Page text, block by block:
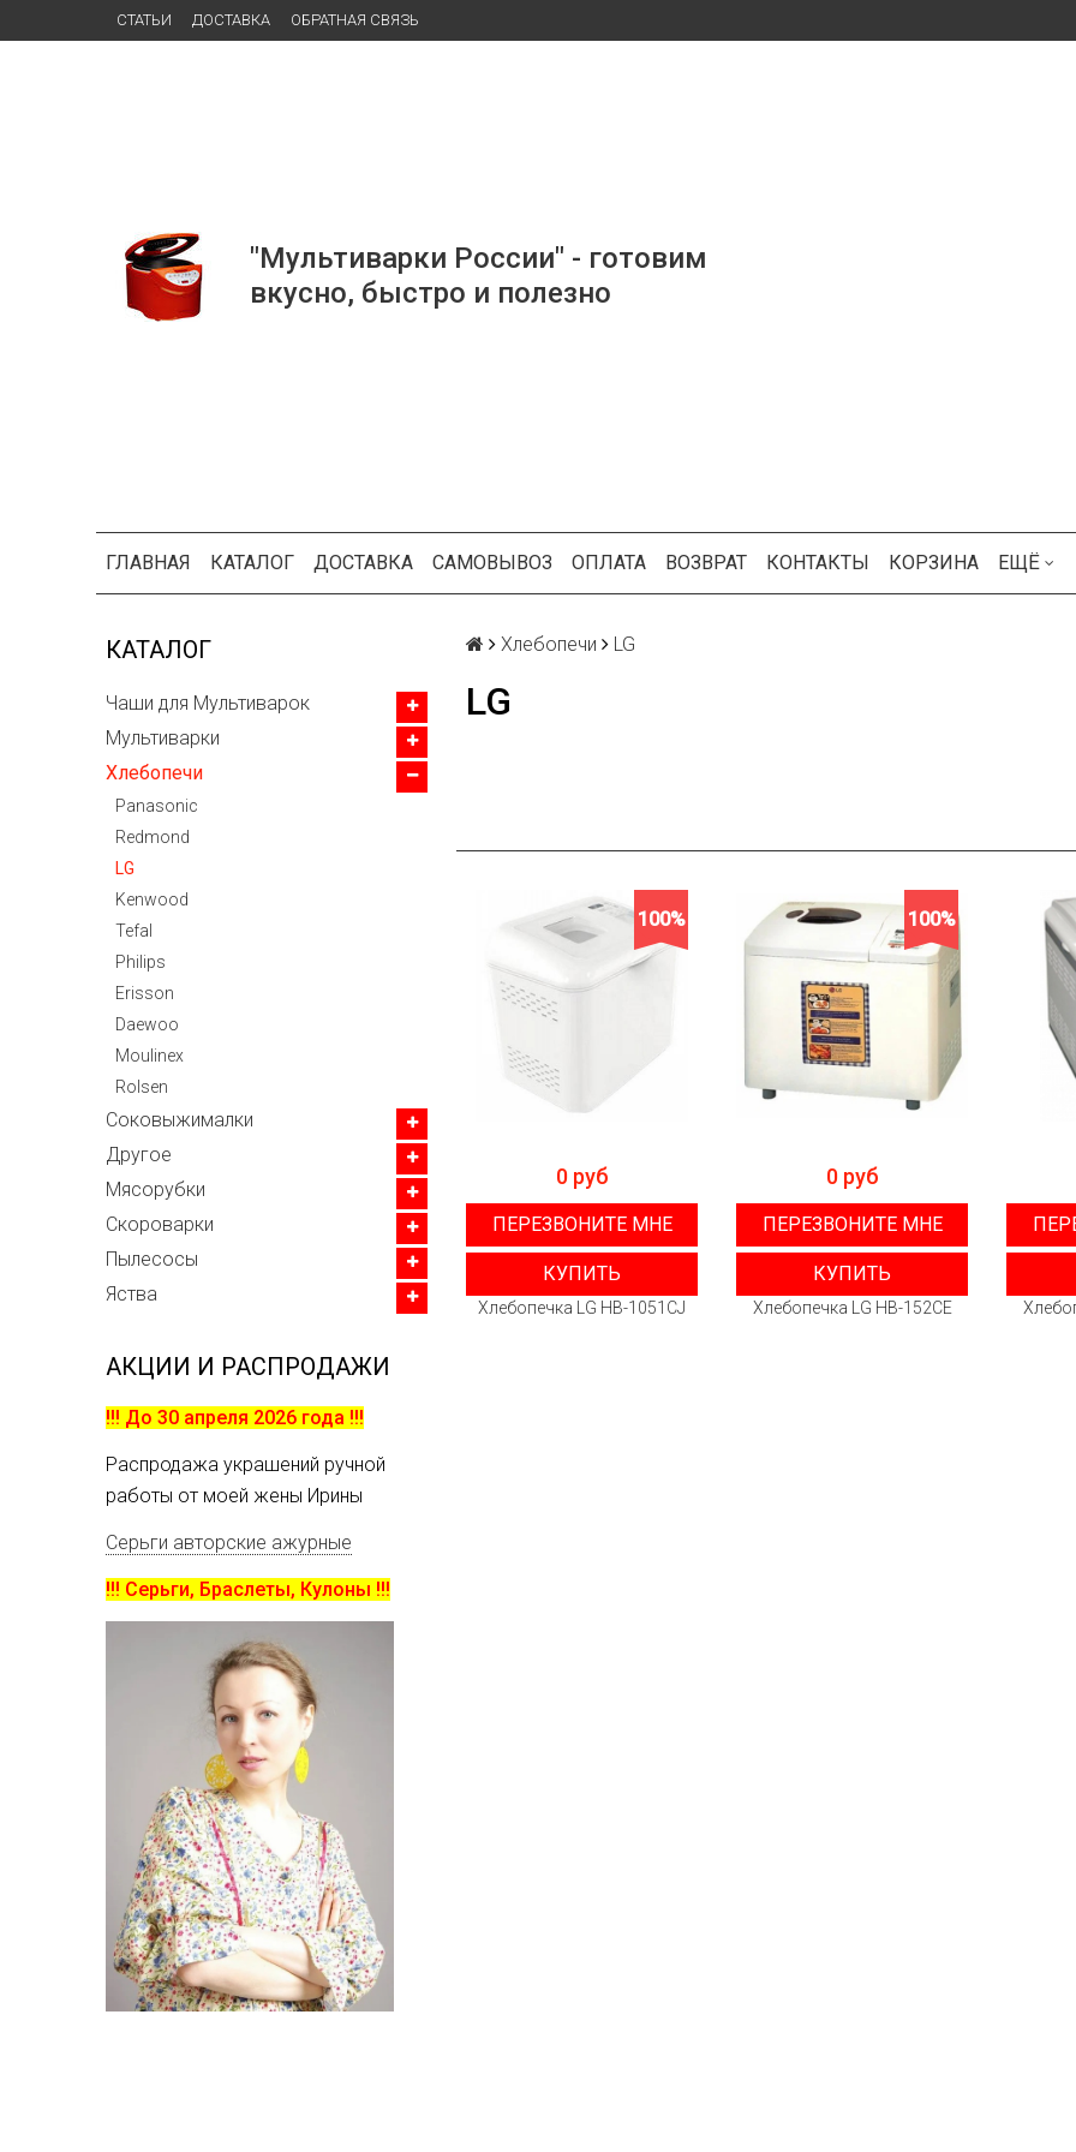
СТАТЬИ ДОСТАВКА ОБРАТНАЯ СВЯЗЬ
"Мультиварки России" - готовим
вкусно, быстро и полезно
ГЛАВНАЯ КАТАЛОГ ДОСТАВКА САМОВЫВОЗ ОПЛАТА ВОЗВРАТ КОНТАКТЫ КОРЗИНА ЕЩЁ
КАТАЛОГ
Чаши для Мультиварок
Мультиварки
Хлебопечи
Panasonic
Redmond
LG
Kenwood
Tefal
Philips
Erisson
Daewoo
Moulinex
Rolsen
Соковыжималки
Другое
Мясорубки
Скороварки
Пылесосы
Яства
АКЦИИ И РАСПРОДАЖИ
!!! До 30 апреля 2026 года !!!
Распродажа украшений ручной
работы от моей жены Ирины
Серьги авторские ажурные
!!! Серьги, Браслеты, Кулоны !!!
Хлебопечи LG
LG
100%
0 руб
ПЕРЕЗВОНИТЕ МНЕ
КУПИТЬ
Хлебопечка LG HB-1051CJ
100%
0 руб
ПЕРЕЗВОНИТЕ МНЕ
КУПИТЬ
Хлебопечка LG HB-152CE